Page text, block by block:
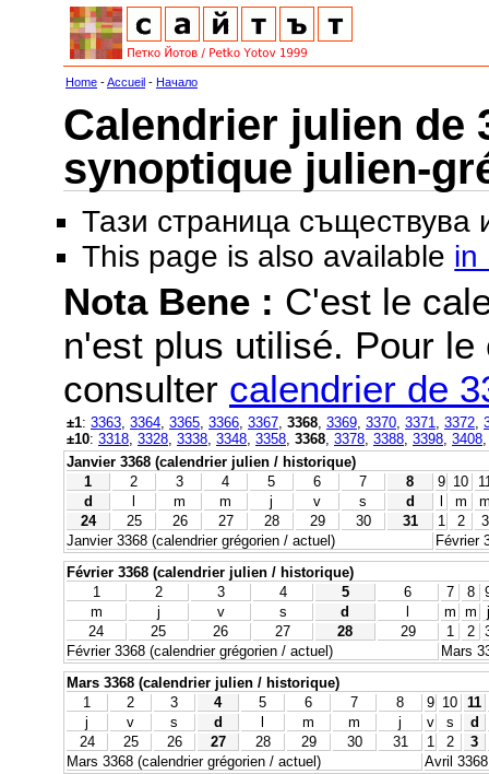
Home -Accueil - Начало
Calendrier julien de
synoptique julien-
Тази страница съществува
This page is also available in
Nota Bene : C'est le
n'est plus utilisé. Pour
consulter calendrier de
±1: 3363 3364 3365 3366 3367 3368 3369 3370 3371 3372
±10: 3318 3328 3338 3348 3358 3368 3378 3388 3398 3408
Janvier 3368 (calendrier julien / historique)
1
2 3 4 5 6 7 8 9 10
d
l m m j v s d l m
24
25 26 27 28 29 30 31 1 2
3
Janvier 3368 (calendrier grégorien / actuel)
Février
Février 3368 (calendrier julien / historique)
1
2 3 4 5 6 7 8
m
j v s d m m
j
24
25 26 27 28 29 1 2
Février 3368 (calendrier grégorien / actuel)
Mars
Mars 3368 (calendrier julien / historique)
1
2 3 4 5 6 7 8 9 10 11
j
v s d m m j v s
d
24
25 26 27 28 29 30 31 1 2
3
Mars 3368 (calendrier grégorien / actuel)
Avril